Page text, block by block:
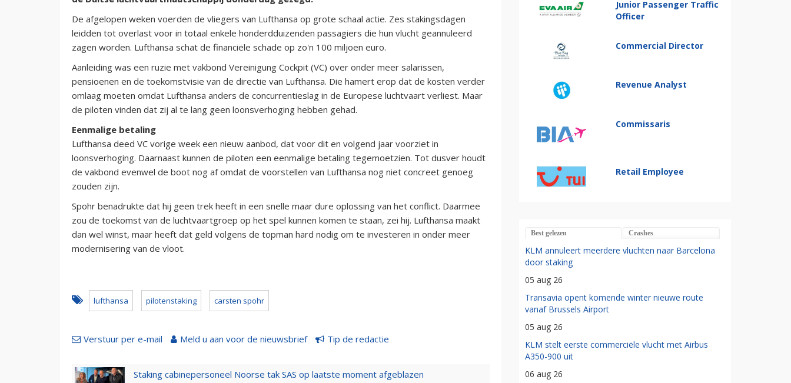
De afgelopen weken voerden de vliegers van Lufthansa op grote schaal actie. Zes stakingsdagen
leidden tot overlast voor in totaal enkele honderdduizenden passagiers die hun vlucht geannuleerd
zagen worden. Lufthansa schat de financiële schade op zo'n 100 miljoen euro.
Aanleiding was een ruzie met vakbond Vereinigung Cockpit (VC) over onder meer salarissen,
pensioenen en de toekomstvisie van de directie van Lufthansa. Die hamert erop dat de kosten verder
omlaag moeten omdat Lufthansa anders de concurrentieslag in de Europese luchtvaart verliest. Maar
de piloten vinden dat zij al te lang geen loonsverhoging hebben gehad.
Eenmalige betaling
Lufthansa deed VC vorige week een nieuw aanbod, dat voor dit en volgend jaar voorziet in
loonsverhoging. Daarnaast kunnen de piloten een eenmalige betaling tegemoetzien. Tot dusver houdt
de vakbond evenwel de boot nog af omdat de voorstellen van Lufthansa nog niet concreet genoeg
zouden zijn.
Spohr benadrukte dat hij geen trek heeft in een snelle maar dure oplossing van het conflict. Daarmee
zou de toekomst van de luchtvaartgroep op het spel kunnen komen te staan, zei hij. Lufthansa maakt
dan wel winst, maar heeft dat geld volgens de topman hard nodig om te investeren in onder meer
modernisering van de vloot.
lufthansa pilotenstaking carsten spohr
Verstuur per e-mail Meld u aan voor de nieuwsbrief Tip de redactie
Staking cabinepersoneel Noorse tak SAS op laatste moment afgeblazen
Junior Passenger Traffic
Officer
Commercial Director
Revenue Analyst
Commissaris
Retail Employee
Best gelezen Crashes
KLM annuleert meerdere vluchten naar Barcelona
door staking
05 aug 26
Transavia opent komende winter nieuwe route
vanaf Brussels Airport
05 aug 26
KLM stelt eerste commerciële vlucht met Airbus
A350-900 uit
06 aug 26